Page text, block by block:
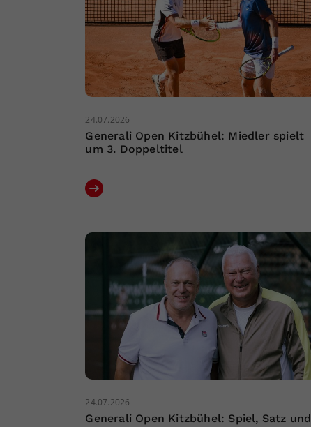
24.07.2026
Generali Open Kitzbühel: Miedler spielt
um 3. Doppeltitel
24.07.2026
Generali Open Kitzbühel: Spiel, Satz und